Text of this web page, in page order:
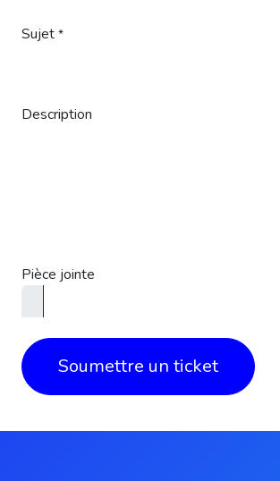
Sujet *
Description
Pièce jointe
Soumettre un ticket